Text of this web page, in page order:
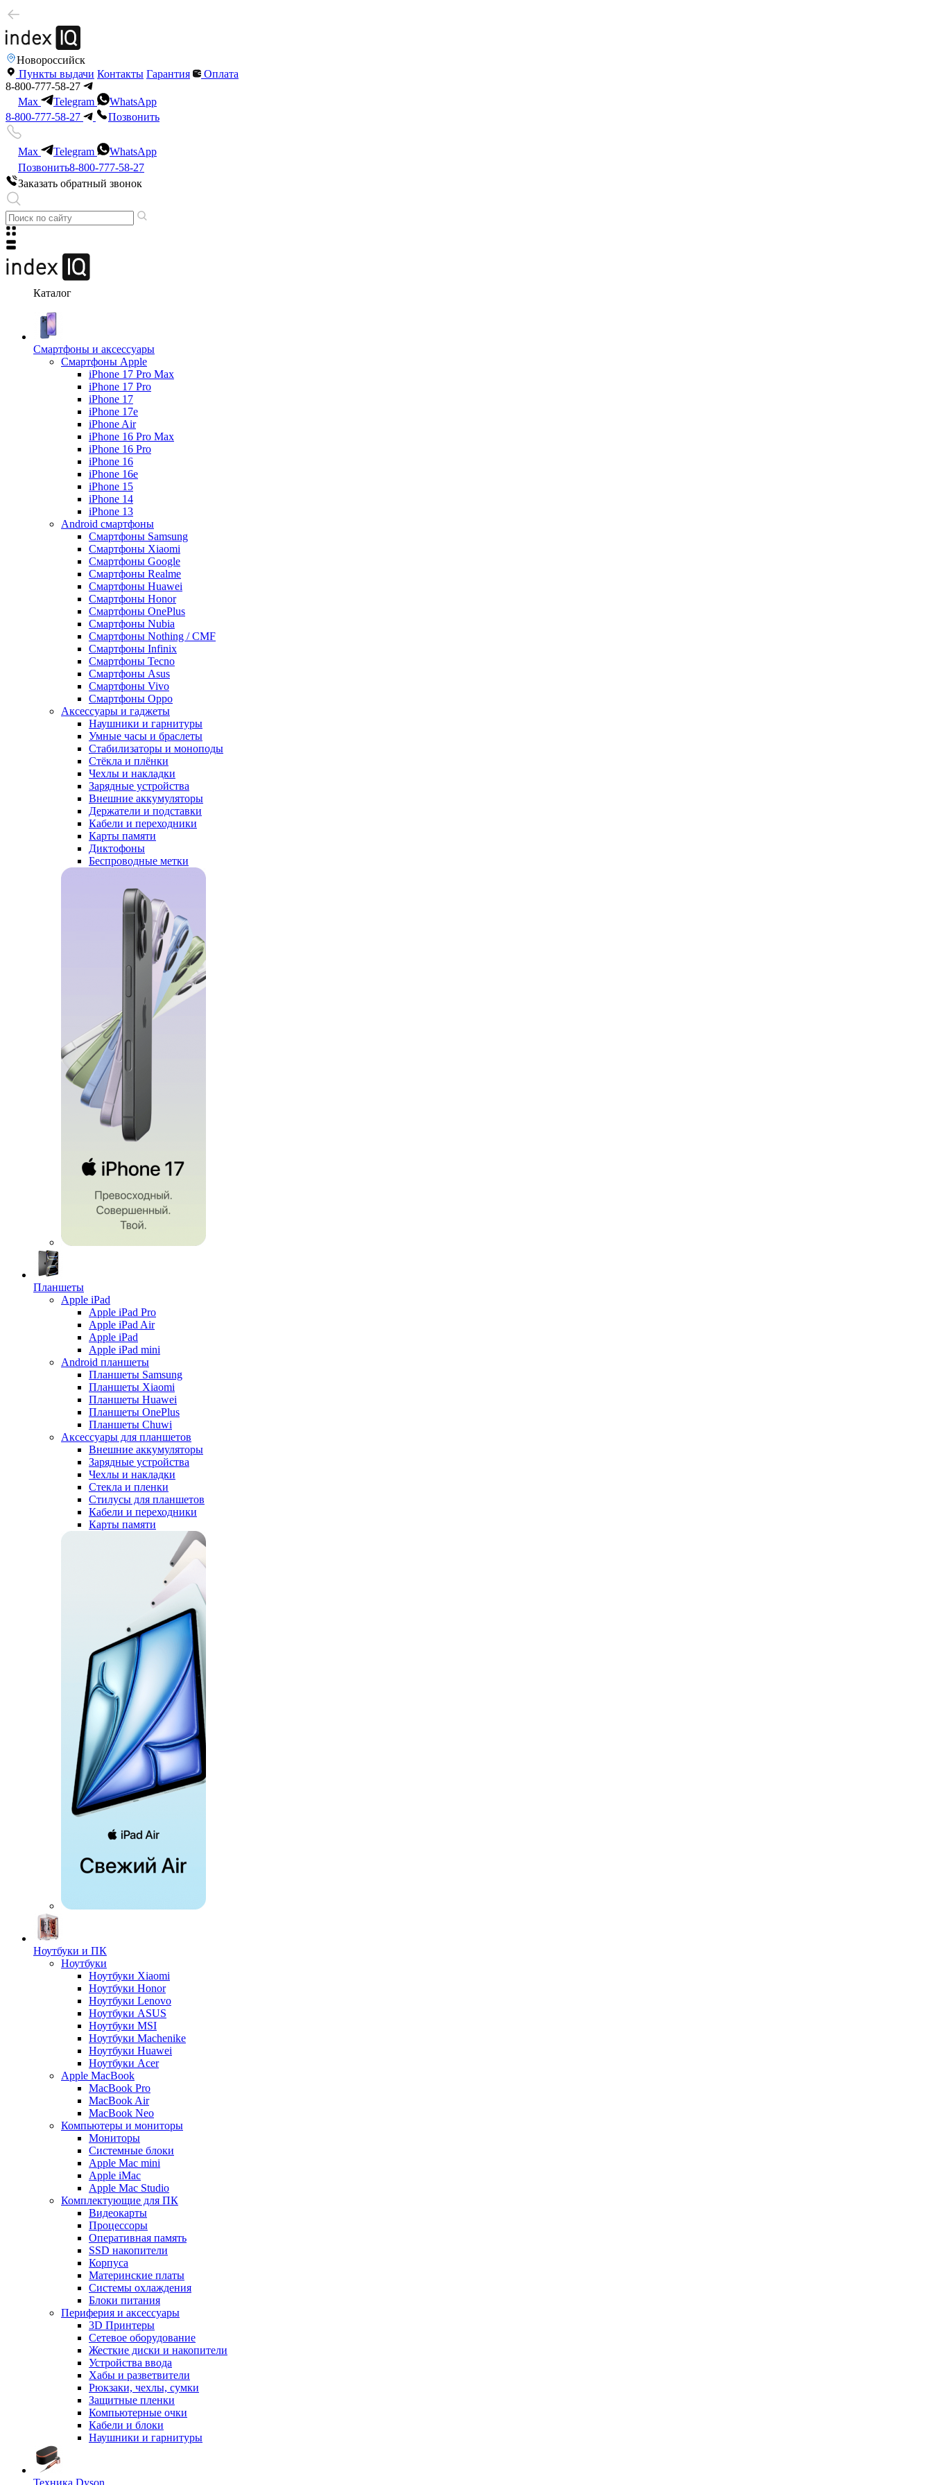
Новороссийск
Пункты выдачи Контакты Гарантия
Оплата
8-800-777-58-27
Max
Telegram
WhatsApp
8-800-777-58-27
Позвонить
Max Telegram
WhatsApp
Позвонить8-800-777-58-27
Заказать обратный звонок
Каталог
Смартфоны и аксессуары
Смартфоны Apple
iPhone 17 Pro Max
iPhone 17 Pro
iPhone 17
iPhone 17e
iPhone Air
iPhone 16 Pro Max
iPhone 16 Pro
iPhone 16
iPhone 16e
iPhone 15
iPhone 14
iPhone 13
Android cмартфоны
Смартфоны Samsung
Смартфоны Xiaomi
Смартфоны Google
Смартфоны Realme
Смартфоны Huawei
Смартфоны Honor
Смартфоны OnePlus
Смартфоны Nubia
Смартфоны Nothing / CMF
Смартфоны Infinix
Смартфоны Tecno
Смартфоны Asus
Смартфоны Vivo
Смартфоны Oppo
Аксессуары и гаджеты
Наушники и гарнитуры
Умные часы и браслеты
Стабилизаторы и моноподы
Стёкла и плёнки
Чехлы и накладки
Зарядные устройства
Внешние аккумуляторы
Держатели и подставки
Кабели и переходники
Карты памяти
Диктофоны
Беспроводные метки
Планшеты
Apple iPad
Apple iPad Pro
Apple iPad Air
Apple iPad
Apple iPad mini
Android планшеты
Планшеты Samsung
Планшеты Xiaomi
Планшеты Huawei
Планшеты OnePlus
Планшеты Chuwi
Аксессуары для планшетов
Внешние аккумуляторы
Зарядные устройства
Чехлы и накладки
Стекла и пленки
Стилусы для планшетов
Кабели и переходники
Карты памяти
Ноутбуки и ПК
Ноутбуки
Ноутбуки Xiaomi
Ноутбуки Honor
Ноутбуки Lenovo
Ноутбуки ASUS
Ноутбуки MSI
Ноутбуки Machenike
Ноутбуки Huawei
Ноутбуки Acer
Apple MacBook
MacBook Pro
MacBook Air
MacBook Neo
Компьютеры и мониторы
Мониторы
Системные блоки
Apple Mac mini
Apple iMac
Apple Mac Studio
Комплектующие для ПК
Видеокарты
Процессоры
Оперативная память
SSD накопители
Корпуса
Материнские платы
Системы охлаждения
Блоки питания
Периферия и аксессуары
3D Принтеры
Сетевое оборудование
Жесткие диски и накопители
Устройства ввода
Хабы и разветвители
Рюкзаки, чехлы, сумки
Защитные пленки
Компьютерные очки
Кабели и блоки
Наушники и гарнитуры
Техника Dyson